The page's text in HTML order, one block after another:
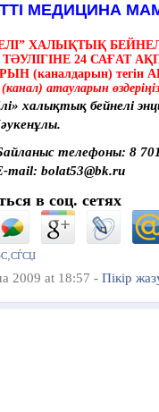
МЕДИЦИНА
ХАЛЫҚТЫҚ
24 САҒАТ
(каналдарын) тегін
атауларын
халықтық бейнелі
телефоны: 8
mail: bolat53@bk.ru
в соц. сетях
2009 at 18:57 - Пікір